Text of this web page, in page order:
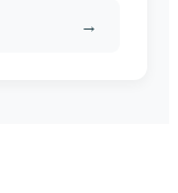
→